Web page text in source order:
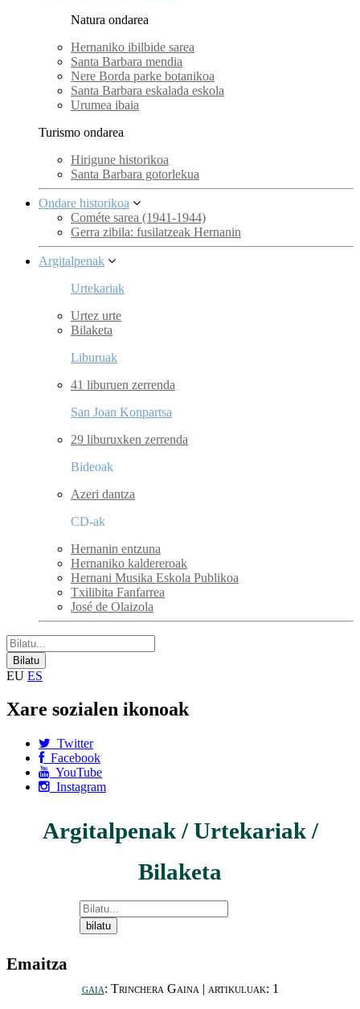
Natura ondarea
Hernaniko ibilbide sarea
Santa Barbara mendia
Nere Borda parke botanikoa
Santa Barbara eskalada eskola
Urumea ibaia
Turismo ondarea
Hirigune historikoa
Santa Barbara gotorlekua
Ondare historikoa
Cométe sarea (1941-1944)
Gerra zibila: fusilatzeak Hernanin
Argitalpenak
Urtekariak
Urtez urte
Bilaketa
Liburuak
41 liburuen zerrenda
San Joan Konpartsa
29 liburuxken zerrenda
Bideoak
Azeri dantza
CD-ak
Hernanin entzuna
Hernaniko kaldereroak
Hernani Musika Eskola Publikoa
Txilibita Fanfarrea
José de Olaizola
EU ES
Xare sozialen ikonoak
Twitter
Facebook
YouTube
Instagram
Argitalpenak / Urtekariak /
Bilaketa
Emaitza
gaia: Trinchera Gaina | artikuluak: 1